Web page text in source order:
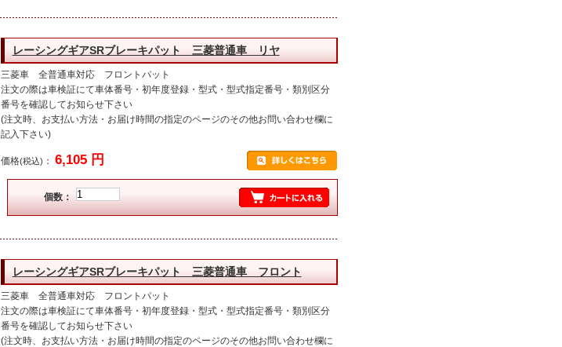
レーシングギアSRブレーキパット 三菱普通車 リヤ
三菱車 全普通車対応 フロントパット
注文の際は車検証にて車体番号・初年度登録・型式・型式指定番号・類別区分
番号を確認してお知らせ下さい
(注文時、お支払い方法・お届け時間の指定のページのその他お問い合わせ欄に
記入下さい)
価格(税込) ： 6,105 円
個数：
レーシングギアSRブレーキパット 三菱普通車 フロント
三菱車 全普通車対応 フロントパット
注文の際は車検証にて車体番号・初年度登録・型式・型式指定番号・類別区分
番号を確認してお知らせ下さい
(注文時、お支払い方法・お届け時間の指定のページのその他お問い合わせ欄に